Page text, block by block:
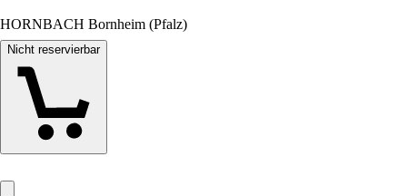
HORNBACH Bornheim (Pfalz)
Nicht reservierbar